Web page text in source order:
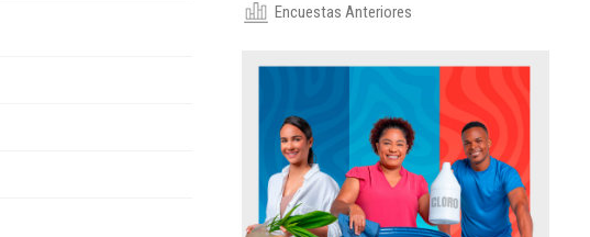
Encuestas Anteriores